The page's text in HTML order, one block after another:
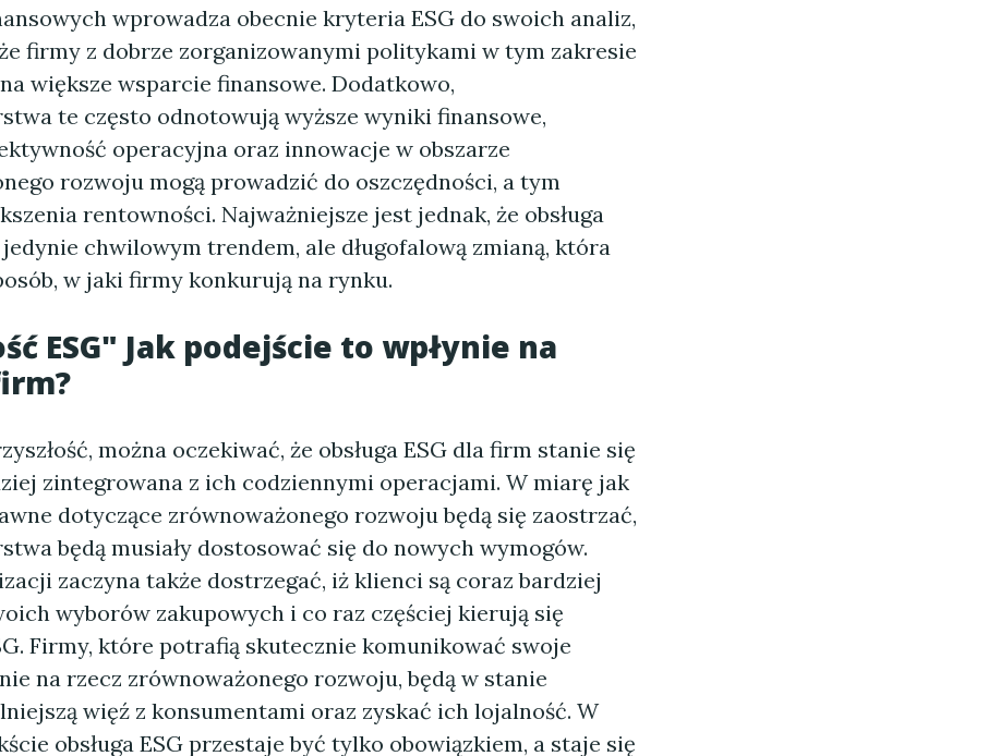
wprowadza obecnie kryteria ESG do swoich analiz,
firmy z dobrze zorganizowanymi politykami w tym zakresie
większe wsparcie finansowe. Dodatkowo,
te często odnotowują wyższe wyniki finansowe,
operacyjna oraz innowacje w obszarze
rozwoju mogą prowadzić do oszczędności, a tym
rentowności. Najważniejsze jest jednak, że obsługa
chwilowym trendem, ale długofalową zmianą, która
w jaki firmy konkurują na rynku.
ESG" Jak podejście to wpłynie na
można oczekiwać, że obsługa ESG dla firm stanie się
zintegrowana z ich codziennymi operacjami. W miarę jak
dotyczące zrównoważonego rozwoju będą się zaostrzać,
będą musiały dostosować się do nowych wymogów.
zaczyna także dostrzegać, iż klienci są coraz bardziej
wyborów zakupowych i co raz częściej kierują się
Firmy, które potrafią skutecznie komunikować swoje
na rzecz zrównoważonego rozwoju, będą w stanie
więź z konsumentami oraz zyskać ich lojalność. W
obsługa ESG przestaje być tylko obowiązkiem, a staje się